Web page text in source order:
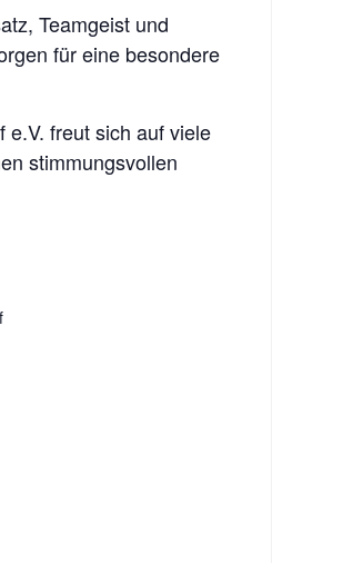
Teamgeist und
für eine besondere
e.V. freut sich auf viele
stimmungsvollen